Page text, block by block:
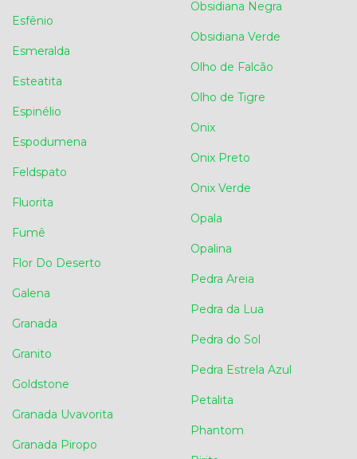
Esfênio
Esmeralda
Esteatita
Espinélio
Espodumena
Feldspato
Fluorita
Fumê
Flor Do Deserto
Galena
Granada
Granito
Goldstone
Granada Uvavorita
Granada Piropo
Obsidiana Negra
Obsidiana Verde
Olho de Falcão
Olho de Tigre
Onix
Onix Preto
Onix Verde
Opala
Opalina
Pedra Areia
Pedra da Lua
Pedra do Sol
Pedra Estrela Azul
Petalita
Phantom